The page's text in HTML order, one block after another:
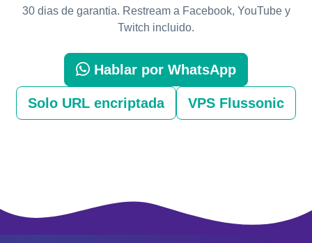
30 dias de garantia. Restream a Facebook, YouTube y
Twitch incluido.
Hablar por WhatsApp
Solo URL encriptada VPS Flussonic